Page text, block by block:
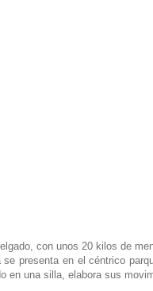
con unos 20 kilos de
presenta en el céntrico
en una silla, elabora sus